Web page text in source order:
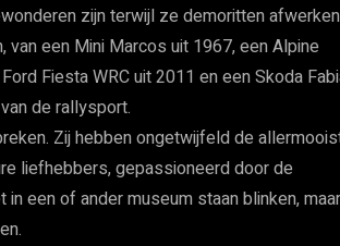
zijn terwijl ze demoritten
een Mini Marcos uit 1967, een Alpine
Fiesta WRC uit 2011 en een Skoda
de rallysport.
Zij hebben ongetwijfeld de
liefhebbers, gepassioneerd door de
een of ander museum staan blinken, maar